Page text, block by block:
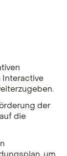
Interactive
der
die